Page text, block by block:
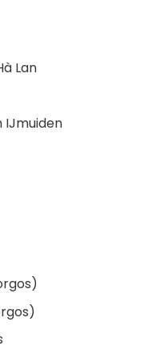
Lan